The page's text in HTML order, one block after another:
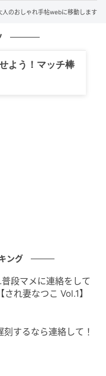
を中心に幅広く活
ラジオ番組、映
ストの提供も多
多い。著書に『ハ
星社）など。
人のおしゃれ手帖webに移動します
よう！マッチ棒
ング
段マメに連絡をして
れ妻なつこ Vol.1】
するなら連絡して！